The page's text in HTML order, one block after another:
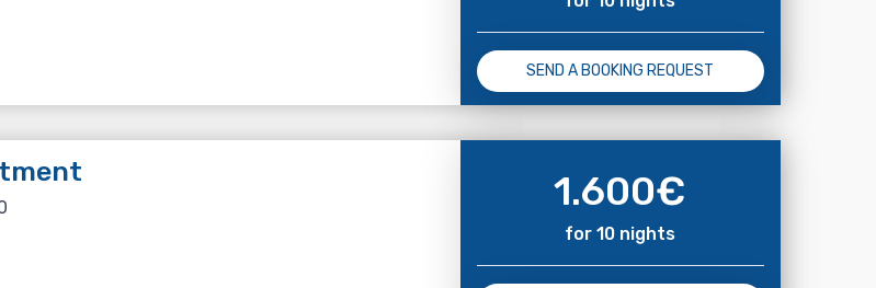
SEND A BOOKING REQUEST
1.600€
for 10 nights